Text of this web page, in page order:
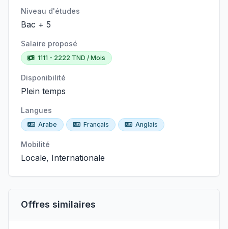
Niveau d'études
Bac + 5
Salaire proposé
1111 - 2222 TND / Mois
Disponibilité
Plein temps
Langues
Arabe Français Anglais
Mobilité
Locale, Internationale
Offres similaires